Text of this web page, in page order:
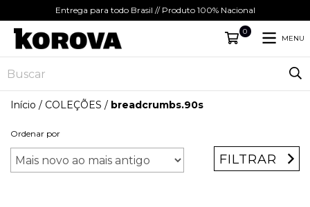
Entrega para todo Brasil // Produto 100% Nacional
0
MENU
Início / COLEÇÕES / breadcrumbs.90s
Ordenar por
FILTRAR